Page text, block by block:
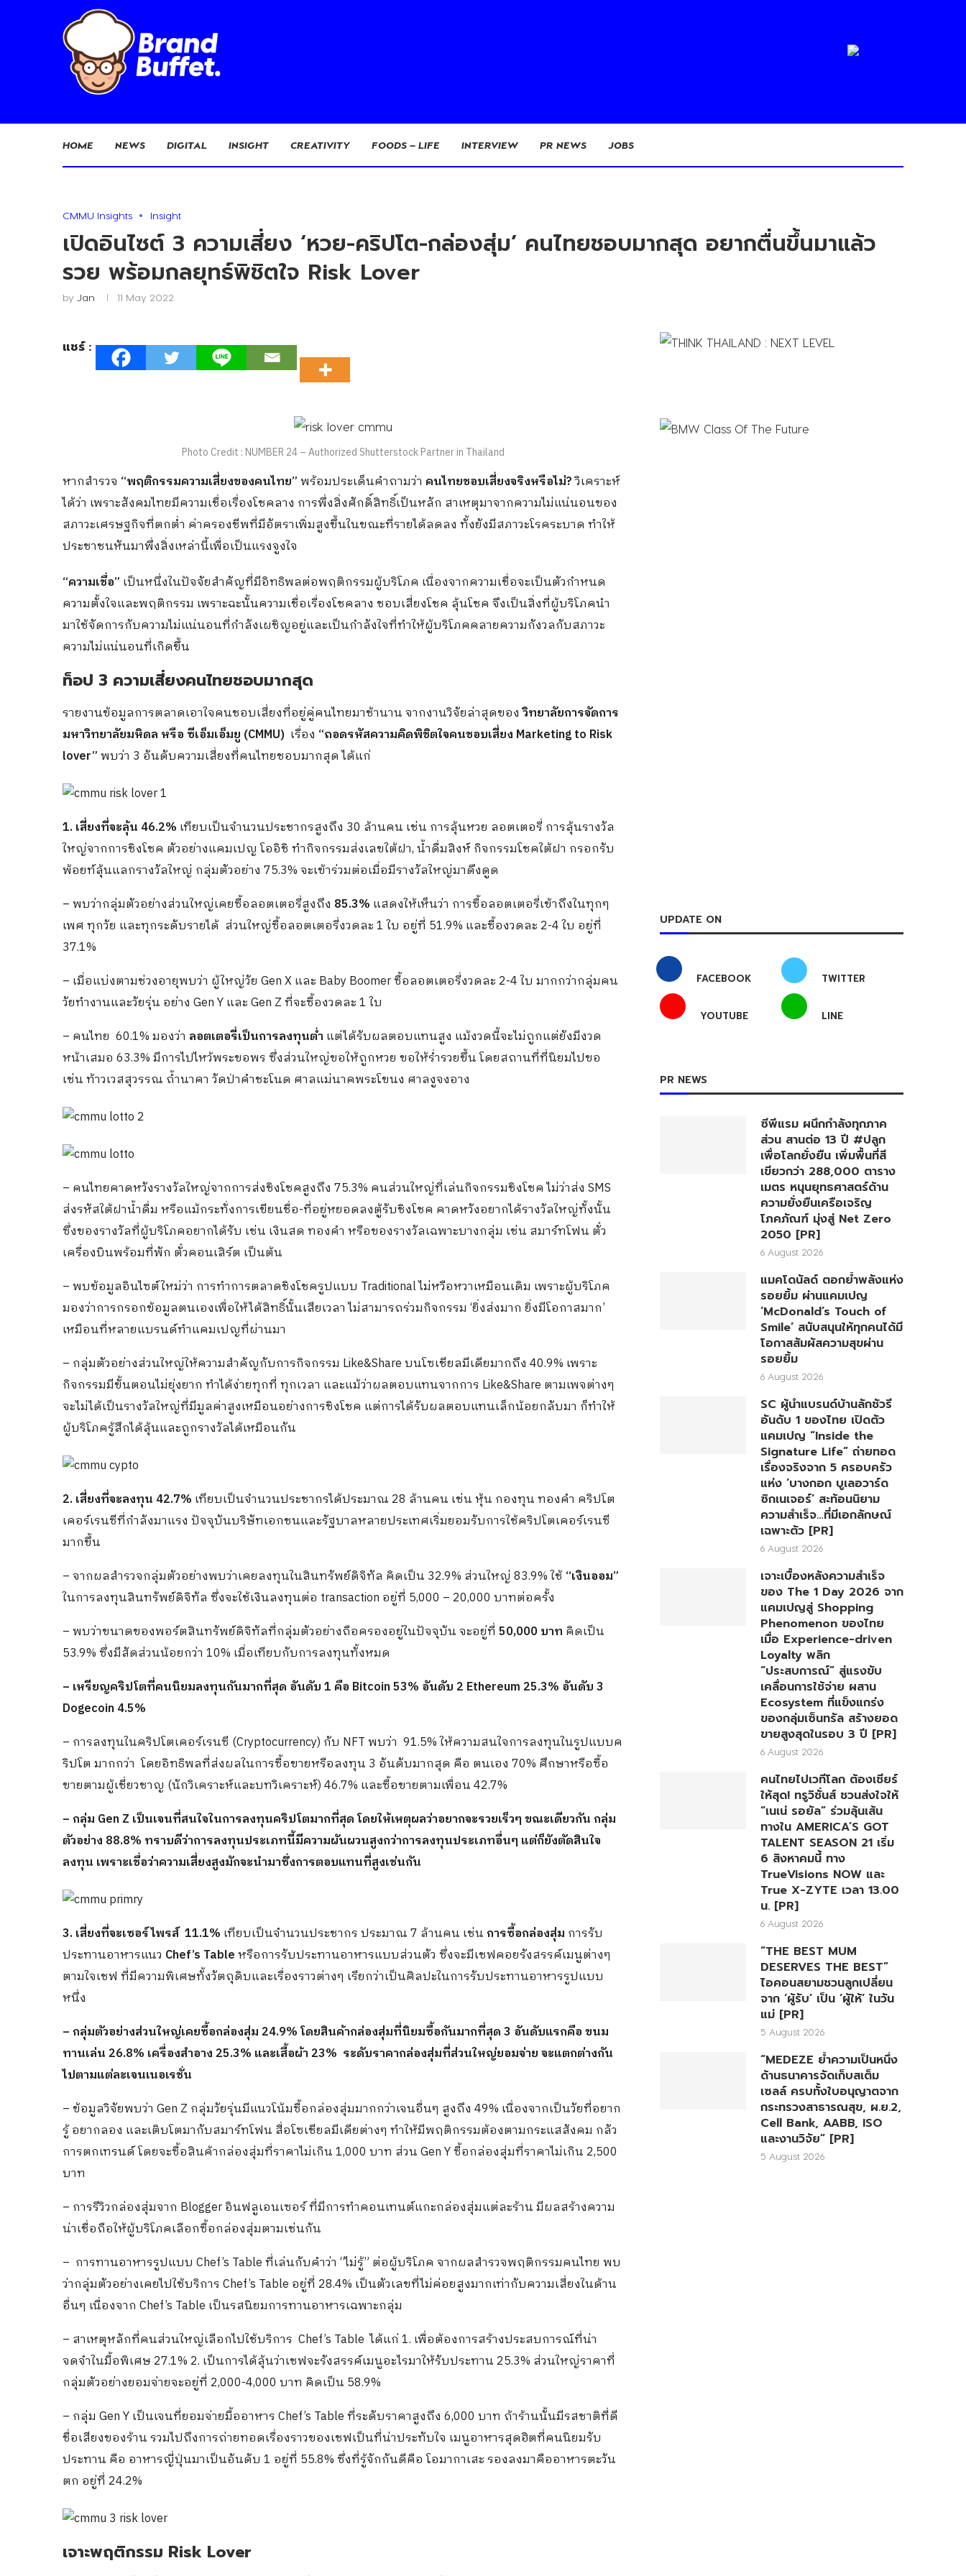
HOME NEWS DIGITAL INSIGHT CREATIVITY FOODS – LIFE INTERVIEW PR NEWS JOBS
CMMU Insights Insight
เปิดอินไซต์ 3 ความเสี่ยง ‘หวย-คริปโต-กล่องสุ่ม’ คนไทยชอบมากสุด อยากตื่นขึ้นมาแล้ว
รวย พร้อมกลยุทธ์พิชิตใจ Risk Lover
by Jan 11 May 2022
แชร์ :
Photo Credit : NUMBER 24 – Authorized Shutterstock Partner in Thailand
หากสำรวจ “พฤติกรรมความเสี่ยงของคนไทย”พร้อมประเด็นคำถามว่า คนไทยชอบเสี่ยงจริงหรือไม่?วิเคราะห์
ได้ว่า เพราะสังคมไทยมีความเชื่อเรื่องโชคลาง การพึ่งสิ่งศักดิ์สิทธิ์เป็นหลัก สาเหตุมาจากความไม่แน่นอนของ
สภาวะเศรษฐกิจที่ตกต่ำ ค่าครองชีพที่มีอัตราเพิ่มสูงขึ้นในขณะที่รายได้ลดลง ทั้งยังมีสภาวะโรคระบาด ทำให้
ประชาชนหันมาพึ่งสิ่งเหล่านี้เพื่อเป็นแรงจูงใจ
“ความเชื่อ” เป็นหนึ่งในปัจจัยสำคัญที่มีอิทธิพลต่อพฤติกรรมผู้บริโภค เนื่องจากความเชื่อจะเป็นตัวกำหนด
ความตั้งใจและพฤติกรรม เพราะฉะนั้นความเชื่อเรื่องโชคลาง ชอบเสี่ยงโชค ลุ้นโชค จึงเป็นสิ่งที่ผู้บริโภคนำ
มาใช้จัดการกับความไม่แน่นอนที่กำลังเผชิญอยู่และเป็นกำลังใจที่ทำให้ผู้บริโภคคลายความกังวลกับสภาวะ
ความไม่แน่นอนที่เกิดขึ้น
ท็อป 3 ความเสี่ยงคนไทยชอบมากสุด
รายงานข้อมูลการตลาดเอาใจคนชอบเสี่ยงที่อยู่คู่คนไทยมาช้านาน จากงานวิจัยล่าสุดของวิทยาลัยการจัดการ
มหาวิทยาลัยมหิดล หรือ ซีเอ็มเอ็มยู (CMMU) เรื่อง “ถอดรหัสความคิดพิชิตใจคนชอบเสี่ยง Marketing to Risk
lover”พบว่า 3 อันดับความเสี่ยงที่คนไทยชอบมากสุด ได้แก่
1. เสี่ยงที่จะลุ้น 46.2% เทียบเป็นจำนวนประชากรสูงถึง 30 ล้านคน เช่น การลุ้นหวย ลอตเตอรี่ การลุ้นรางวัล
ใหญ่จากการชิงโชค ตัวอย่างแคมเปญ โออิชิ ทำกิจกรรมส่งเลขใต้ฝา, น้ำดื่มสิงห์ กิจกรรมโชคใต้ฝา กรอกรับ
พ้อยท์ลุ้นแลกรางวัลใหญ่ กลุ่มตัวอย่าง 75.3% จะเข้าร่วมต่อเมื่อมีรางวัลใหญ่มาดึงดูด
– พบว่ากลุ่มตัวอย่างส่วนใหญ่เคยซื้อลอตเตอรี่สูงถึง 85.3% แสดงให้เห็นว่า การซื้อลอตเตอรี่เข้าถึงในทุกๆ
เพศ ทุกวัย และทุกระดับรายได้ ส่วนใหญ่ซื้อลอตเตอรี่งวดละ 1 ใบ อยู่ที่ 51.9% และซื้องวดละ 2-4 ใบ อยู่ที่
37.1%
– เมื่อแบ่งตามช่วงอายุพบว่า ผู้ใหญ่วัย Gen X และ Baby Boomer ซื้อลอตเตอรี่งวดละ 2-4 ใบ มากกว่ากลุ่มคน
วัยทำงานและวัยรุ่น อย่าง Gen Y และ Gen Z ที่จะซื้องวดละ 1 ใบ
– คนไทย 60.1% มองว่า ลอตเตอรี่เป็นการลงทุนต่ำ แต่ได้รับผลตอบแทนสูง แม้งวดนี้จะไม่ถูกแต่ยังมีงวด
หน้าเสมอ 63.3% มีการไปไหว้พระขอพร ซึ่งส่วนใหญ่ขอให้ถูกหวย ขอให้ร่ำรวยขึ้น โดยสถานที่ที่นิยมไปขอ
เช่น ท้าวเวสสุวรรณ ถ้ำนาคา วัดป่าคำชะโนด ศาลแม่นาคพระโขนง ศาลงูจงอาง
– คนไทยคาดหวังรางวัลใหญ่จากการส่งชิงโชคสูงถึง 75.3% คนส่วนใหญ่ที่เล่นกิจกรรมชิงโชค ไม่ว่าส่ง SMS
ส่งรหัสใต้ฝาน้ำดื่ม หรือแม้กระทั่งการเขียนชื่อ-ที่อยู่หยอดลงตู้รับชิงโชค คาดหวังอยากได้รางวัลใหญ่ทั้งนั้น
ซึ่งของรางวัลที่ผู้บริโภคอยากได้รับ เช่น เงินสด ทองคำ หรือของรางวัลเฉพาะบางกลุ่ม เช่น สมาร์ทโฟน ตั๋ว
เครื่องบินพร้อมที่พัก ตั๋วคอนเสิร์ต เป็นต้น
– พบข้อมูลอินไซต์ใหม่ว่า การทำการตลาดชิงโชครูปแบบ Traditional ไม่หวือหวาเหมือนเดิม เพราะผู้บริโภค
มองว่าการกรอกข้อมูลตนเองเพื่อให้ได้สิทธิ์นั้นเสียเวลา ไม่สามารถร่วมกิจกรรม ‘ยิ่งส่งมาก ยิ่งมีโอกาสมาก’
เหมือนที่หลายแบรนด์ทำแคมเปญที่ผ่านมา
– กลุ่มตัวอย่างส่วนใหญ่ให้ความสำคัญกับการกิจกรรม Like&Share บนโซเชียลมีเดียมากถึง 40.9% เพราะ
กิจกรรมมีขั้นตอนไม่ยุ่งยาก ทำได้ง่ายทุกที่ ทุกเวลา และแม้ว่าผลตอบแทนจากการ Like&Share ตามเพจต่างๆ
จะไม่ได้เป็นรางวัลใหญ่ที่มีมูลค่าสูงเหมือนอย่างการชิงโชค แต่การได้รับผลตอบแทนเล็กน้อยกลับมา ก็ทำให้
ผู้บริโภครู้สึกได้ลุ้นและถูกรางวัลได้เหมือนกัน
2. เสี่ยงที่จะลงทุน 42.7% เทียบเป็นจำนวนประชากรได้ประมาณ 28 ล้านคน เช่น หุ้น กองทุน ทองคำ คริปโต
เคอร์เรนซีที่กำลังมาแรง ปัจจุบันบริษัทเอกชนและรัฐบาลหลายประเทศเริ่มยอมรับการใช้คริปโตเคอร์เรนซี
มากขึ้น
– จากผลสำรวจกลุ่มตัวอย่างพบว่าเคยลงทุนในสินทรัพย์ดิจิทัล คิดเป็น 32.9% ส่วนใหญ่ 83.9% ใช้ “เงินออม”
ในการลงทุนสินทรัพย์ดิจิทัล ซึ่งจะใช้เงินลงทุนต่อ transaction อยู่ที่ 5,000 – 20,000 บาทต่อครั้ง
– พบว่าขนาดของพอร์ตสินทรัพย์ดิจิทัลที่กลุ่มตัวอย่างถือครองอยู่ในปัจจุบัน จะอยู่ที่ 50,000 บาท คิดเป็น
53.9% ซึ่งมีสัดส่วนน้อยกว่า 10% เมื่อเทียบกับการลงทุนทั้งหมด
– เหรียญคริปโตที่คนนิยมลงทุนกันมากที่สุด อันดับ 1 คือ Bitcoin 53% อันดับ 2 Ethereum 25.3% อันดับ 3
Dogecoin 4.5%
– การลงทุนในคริปโตเคอร์เรนซี (Cryptocurrency) กับ NFT พบว่า 91.5% ให้ความสนใจการลงทุนในรูปแบบค
ริปโต มากกว่า โดยอิทธิพลที่ส่งผลในการซื้อขายหรือลงทุน 3 อันดับมากสุด คือ ตนเอง 70% ศึกษาหรือซื้อ
ขายตามผู้เชี่ยวชาญ (นักวิเคราะห์และบทวิเคราะห์) 46.7% และซื้อขายตามเพื่อน 42.7%
– กลุ่ม Gen Z เป็นเจนที่สนใจในการลงทุนคริปโตมากที่สุด โดยให้เหตุผลว่าอยากจะรวยเร็วๆ ขณะเดียวกัน กลุ่ม
ตัวอย่าง 88.8% ทราบดีว่าการลงทุนประเภทนี้มีความผันผวนสูงกว่าการลงทุนประเภทอื่นๆ แต่ก็ยังตัดสินใจ
ลงทุน เพราะเชื่อว่าความเสี่ยงสูงมักจะนำมาซึ่งการตอบแทนที่สูงเช่นกัน
3. เสี่ยงที่จะเซอร์ไพรส์ 11.1% เทียบเป็นจำนวนประชากร ประมาณ 7 ล้านคน เช่นการซื้อกล่องสุ่ม การรับ
ประทานอาหารแนว Chef’s Tableหรือการรับประทานอาหารแบบส่วนตัว ซึ่งจะมีเชฟคอยรังสรรค์เมนูต่างๆ
ตามใจเชฟ ที่มีความพิเศษทั้งวัตถุดิบและเรื่องราวต่างๆ เรียกว่าเป็นศิลปะในการรับประทานอาหารรูปแบบ
หนึ่ง
– กลุ่มตัวอย่างส่วนใหญ่เคยซื้อกล่องสุ่ม 24.9% โดยสินค้ากล่องสุ่มที่นิยมซื้อกันมากที่สุด 3 อันดับแรกคือ ขนม
ทานเล่น 26.8% เครื่องสำอาง 25.3% และเสื้อผ้า 23% ระดับราคากล่องสุ่มที่ส่วนใหญ่ยอมจ่าย จะแตกต่างกัน
ไปตามแต่ละเจนเนอเรชั่น
– ข้อมูลวิจัยพบว่า Gen Z กลุ่มวัยรุ่นมีแนวโน้มซื้อกล่องสุ่มมากกว่าเจนอื่นๆ สูงถึง 49% เนื่องจากเป็นวัยที่อยาก
รู้ อยากลอง และเติบโตมากับสมาร์ทโฟน สื่อโซเชียลมีเดียต่างๆ ทำให้มีพฤติกรรมต้องตามกระแสสังคม กลัว
การตกเทรนด์ โดยจะซื้อสินค้ากล่องสุ่มที่ราคาไม่เกิน 1,000 บาท ส่วน Gen Y ซื้อกล่องสุ่มที่ราคาไม่เกิน 2,500
บาท
– การรีวิวกล่องสุ่มจาก Blogger อินฟลูเอนเซอร์ ที่มีการทำคอนเทนต์แกะกล่องสุ่มแต่ละร้าน มีผลสร้างความ
น่าเชื่อถือให้ผู้บริโภคเลือกซื้อกล่องสุ่มตามเช่นกัน
– การทานอาหารรูปแบบ Chef’s Table ที่เล่นกับคำว่า “ไม่รู้” ต่อผู้บริโภค จากผลสำรวจพฤติกรรมคนไทย พบ
ว่ากลุ่มตัวอย่างเคยไปใช้บริการ Chef’s Table อยู่ที่ 28.4% เป็นตัวเลขที่ไม่ค่อยสูงมากเท่ากับความเสี่ยงในด้าน
อื่นๆ เนื่องจาก Chef’s Table เป็นรสนิยมการทานอาหารเฉพาะกลุ่ม
– สาเหตุหลักที่คนส่วนใหญ่เลือกไปใช้บริการ Chef’s Table ได้แก่ 1. เพื่อต้องการสร้างประสบการณ์ที่น่า
จดจำในมื้อพิเศษ 27.1% 2. เป็นการได้ลุ้นว่าเชฟจะรังสรรค์เมนูอะไรมาให้รับประทาน 25.3% ส่วนใหญ่ราคาที่
กลุ่มตัวอย่างยอมจ่ายจะอยู่ที่ 2,000-4,000 บาท คิดเป็น 58.9%
– กลุ่ม Gen Y เป็นเจนที่ยอมจ่ายมื้ออาหาร Chef’s Table ที่ระดับราคาสูงถึง 6,000 บาท ถ้าร้านนั้นมีรสชาติที่ดี
ชื่อเสียงของร้าน รวมไปถึงการถ่ายทอดเรื่องราวของเชฟเป็นที่น่าประทับใจ เมนูอาหารสุดฮิตที่คนนิยมรับ
ประทาน คือ อาหารญี่ปุ่นมาเป็นอันดับ 1 อยู่ที่ 55.8% ซึ่งที่รู้จักกันดีคือ โอมากาเสะ รองลงมาคืออาหารตะวัน
ตก อยู่ที่ 24.2%
เจาะพฤติกรรม Risk Lover
UPDATE ON
FACEBOOK TWITTER
YOUTUBE LINE
PR NEWS
ซีพีแรม ผนึกกำลังทุกภาค
ส่วน สานต่อ 13 ปี #ปลูก
เพื่อโลกยั่งยืน เพิ่มพื้นที่สี
เขียวกว่า 288,000 ตาราง
เมตร หนุนยุทธศาสตร์ด้าน
ความยั่งยืนเครือเจริญ
โภคภัณฑ์ มุ่งสู่ Net Zero
2050 [PR]
6 August 2026
แมคโดนัลด์ ตอกย้ำพลังแห่ง
รอยยิ้ม ผ่านแคมเปญ
‘McDonald’s Touch of
Smile’ สนับสนุนให้ทุกคนได้มี
โอกาสสัมผัสความสุขผ่าน
รอยยิ้ม
6 August 2026
SC ผู้นำแบรนด์บ้านลักชัวรี
อันดับ 1 ของไทย เปิดตัว
แคมเปญ “Inside the
Signature Life” ถ่ายทอด
เรื่องจริงจาก 5 ครอบครัว
แห่ง ‘บางกอก บูเลอวาร์ด
ซิกเนเจอร์’ สะท้อนนิยาม
ความสำเร็จ…ที่มีเอกลักษณ์
เฉพาะตัว [PR]
6 August 2026
เจาะเบื้องหลังความสำเร็จ
ของ The 1 Day 2026 จาก
แคมเปญสู่ Shopping
Phenomenon ของไทย
เมื่อ Experience-driven
Loyalty พลิก
“ประสบการณ์” สู่แรงขับ
เคลื่อนการใช้จ่าย ผสาน
Ecosystem ที่แข็งแกร่ง
ของกลุ่มเซ็นทรัล สร้างยอด
ขายสูงสุดในรอบ 3 ปี [PR]
6 August 2026
คนไทยไปเวทีโลก ต้องเชียร์
ให้สุด! ทรูวิชั่นส์ ชวนส่งใจให้
“เนเน่ รอยัล” ร่วมลุ้นเส้น
ทางใน AMERICA’S GOT
TALENT SEASON 21 เริ่ม
6 สิงหาคมนี้ ทาง
TrueVisions NOW และ
True X-ZYTE เวลา 13.00
น. [PR]
6 August 2026
“THE BEST MUM
DESERVES THE BEST”
ไอคอนสยามชวนลูกเปลี่ยน
จาก ‘ผู้รับ’ เป็น ‘ผู้ให้’ ในวัน
แม่ [PR]
5 August 2026
“MEDEZE ย้ำความเป็นหนึ่ง
ด้านธนาคารจัดเก็บสเต็ม
เซลล์ ครบทั้งใบอนุญาตจาก
กระทรวงสาธารณสุข, ผ.ย.2,
Cell Bank, AABB, ISO
และงานวิจัย” [PR]
5 August 2026